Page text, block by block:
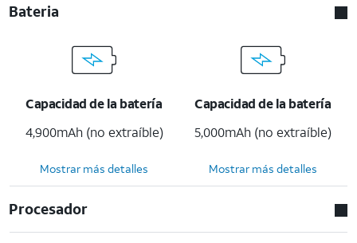
Bateria
Capacidad de la batería
4,900mAh (no extraíble)
Capacidad de la batería
5,000mAh (no extraíble)
Mostrar más detalles Mostrar más detalles
Procesador